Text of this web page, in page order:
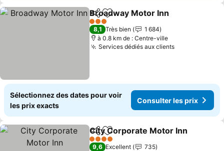
PartagerAjouter à mes favoris
Broadway Motor Inn
3 Étoiles
8,1 Très bien
1 684
à 0.8 km de : Centre-ville
Services dédiés aux clientsConsulter
Sélectionnez des dates pour voir
les prix exacts
Consulter les prix
PartagerAjouter à mes favoris
City Corporate Motor Inn
4 Étoiles
9,6 Excellent
735